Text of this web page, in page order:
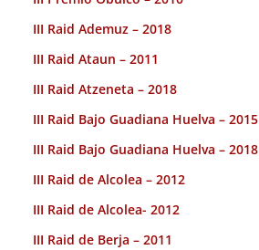
III Raid Ademuz – 2018
III Raid Ataun – 2011
III Raid Atzeneta – 2018
III Raid Bajo Guadiana Huelva – 2015
III Raid Bajo Guadiana Huelva – 2018
III Raid de Alcolea – 2012
III Raid de Alcolea- 2012
III Raid de Berja – 2011